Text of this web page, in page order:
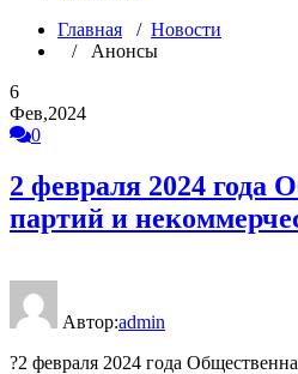
Главная / Новости
/ Анонсы
6
Фев,2024
0
2 февраля 2024 года
партий и
Автор:admin
?2 февраля 2024 года